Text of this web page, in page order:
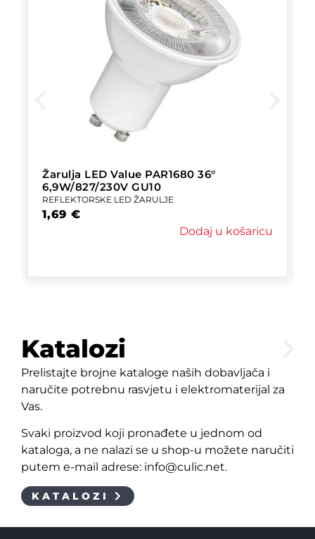
Žarulja LED Value PAR1680 36°
6,9W/827/230V GU10
REFLEKTORSKE LED ŽARULJE
1,69 €
Dodaj u košaricu
Katalozi
Prelistajte brojne kataloge naših dobavljača i
naručite potrebnu rasvjetu i elektromaterijal za
Vas.
Svaki proizvod koji pronađete u jednom od
kataloga, a ne nalazi se u shop-u možete naručiti
putem e-mail adrese: info@culic.net.
KATALOZI